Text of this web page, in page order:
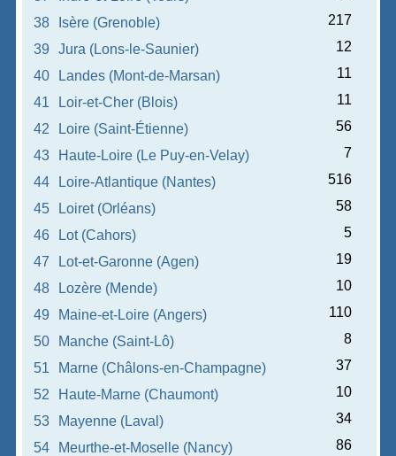
38
Isère (Grenoble)
217
39
Jura (Lons-le-Saunier)
12
40
Landes (Mont-de-Marsan)
11
41
Loir-et-Cher (Blois)
11
42
Loire (Saint-Étienne)
56
43
Haute-Loire (Le Puy-en-Velay)
7
44
Loire-Atlantique (Nantes)
516
45
Loiret (Orléans)
58
46
Lot (Cahors)
5
47
Lot-et-Garonne (Agen)
19
48
Lozère (Mende)
10
49
Maine-et-Loire (Angers)
110
50
Manche (Saint-Lô)
8
51
Marne (Châlons-en-Champagne)
37
52
Haute-Marne (Chaumont)
10
53
Mayenne (Laval)
34
54
Meurthe-et-Moselle (Nancy)
86